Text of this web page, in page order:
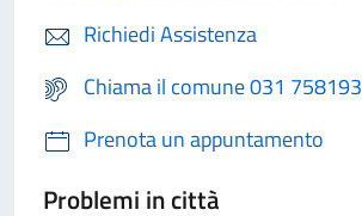
Richiedi Assistenza
Chiama il comune 031 758193
Prenota un appuntamento
Problemi in città